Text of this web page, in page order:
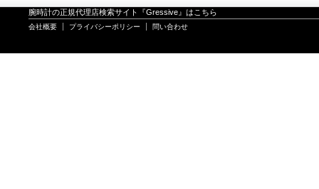
腕時計の正規代理店検索サイト『Gressive』はこちら
会社概要 プライバシーポリシー 問い合わせ